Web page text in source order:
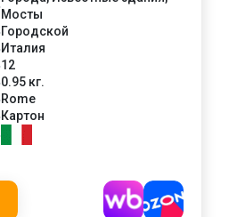
Мосты
Городской
Италия
12
0.95 кг.
Rome
Картон